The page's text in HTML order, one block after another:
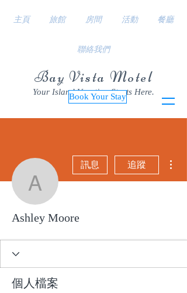
Bay Vista Motel
Your Island Vacation Starts Here.
Book Your Stay
主頁 旅館 房間 活動 餐廳
聯絡我們
Ashley Moore
訊息 追蹤
Ashley Moore
個人檔案